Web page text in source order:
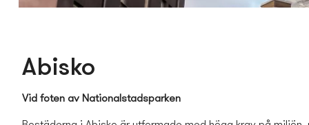
Abisko
Vid foten av Nationalstadsparken